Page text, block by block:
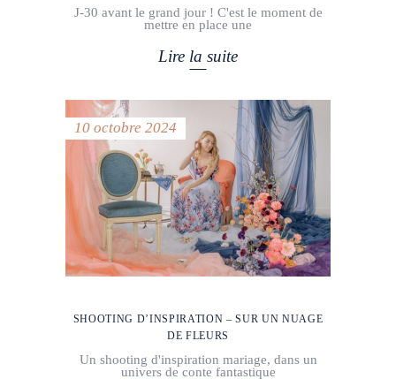
J-30 avant le grand jour ! C'est le moment de
mettre en place une
Lire la suite
10 octobre 2024
SHOOTING D’INSPIRATION – SUR UN NUAGE
DE FLEURS
Un shooting d'inspiration mariage, dans un
univers de conte fantastique